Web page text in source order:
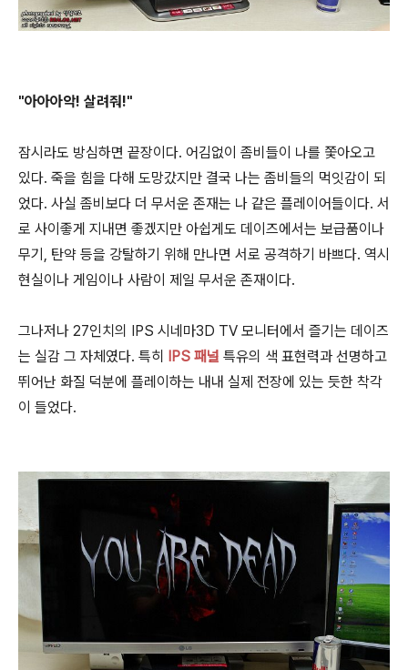
"아아아악! 살려줘!"
잠시라도 방심하면 끝장이다. 어김없이 좀비들이 나를 쫓아오고
있다. 죽을 힘을 다해 도망갔지만 결국 나는 좀비들의 먹잇감이 되
었다. 사실 좀비보다 더 무서운 존재는 나 같은 플레이어들이다. 서
로 사이좋게 지내면 좋겠지만 아쉽게도 데이즈에서는 보급품이나
무기, 탄약 등을 강탈하기 위해 만나면 서로 공격하기 바쁘다. 역시
현실이나 게임이나 사람이 제일 무서운 존재이다.
그나저나 27인치의 IPS 시네마3D TV 모니터에서 즐기는 데이즈
는 실감 그 자체였다. 특히
IPS 패널 특유의 색 표현력과 선명하고
뛰어난 화질 덕분에 플레이하는 내내 실제 전장에 있는 듯한 착각
이 들었다.